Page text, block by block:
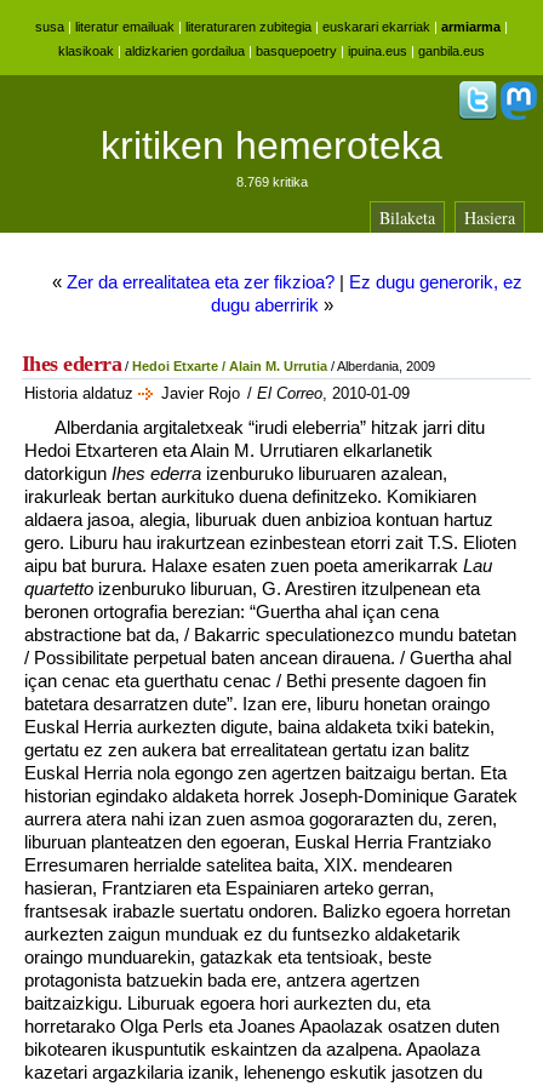
susa | literatur emailuak | literaturaren zubitegia | euskarari ekarriak | armiarma |
klasikoak | aldizkarien gordailua | basquepoetry | ipuina.eus | ganbila.eus
kritiken hemeroteka
8.769 kritika
Bilaketa Hasiera
« Zer da errealitatea eta zer fikzioa?| Ez dugu generorik, ez
dugu aberririk »
Ihes ederra/ Hedoi Etxarte / Alain M. Urrutia/ Alberdania, 2009
Historia aldatuz Javier Rojo / El Correo, 2010-01-09
Alberdania argitaletxeak “irudi eleberria” hitzak jarri ditu
Hedoi Etxarteren eta Alain M. Urrutiaren elkarlanetik
datorkigun Ihes ederra izenburuko liburuaren azalean,
irakurleak bertan aurkituko duena definitzeko. Komikiaren
aldaera jasoa, alegia, liburuak duen anbizioa kontuan hartuz
gero. Liburu hau irakurtzean ezinbestean etorri zait T.S. Elioten
aipu bat burura. Halaxe esaten zuen poeta amerikarrak Lau
quartetto izenburuko liburuan, G. Arestiren itzulpenean eta
beronen ortografia berezian: “Guertha ahal içan cena
abstractione bat da, / Bakarric speculationezco mundu batetan
/ Possibilitate perpetual baten ancean dirauena. / Guertha ahal
içan cenac eta guerthatu cenac / Bethi presente dagoen fin
batetara desarratzen dute”. Izan ere, liburu honetan oraingo
Euskal Herria aurkezten digute, baina aldaketa txiki batekin,
gertatu ez zen aukera bat errealitatean gertatu izan balitz
Euskal Herria nola egongo zen agertzen baitzaigu bertan. Eta
historian egindako aldaketa horrek Joseph-Dominique Garatek
aurrera atera nahi izan zuen asmoa gogorarazten du, zeren,
liburuan planteatzen den egoeran, Euskal Herria Frantziako
Erresumaren herrialde satelitea baita, XIX. mendearen
hasieran, Frantziaren eta Espainiaren arteko gerran,
frantsesak irabazle suertatu ondoren. Balizko egoera horretan
aurkezten zaigun munduak ez du funtsezko aldaketarik
oraingo munduarekin, gatazkak eta tentsioak, beste
protagonista batzuekin bada ere, antzera agertzen
baitzaizkigu. Liburuak egoera hori aurkezten du, eta
horretarako Olga Perls eta Joanes Apaolazak osatzen duten
bikotearen ikuspuntutik eskaintzen da azalpena. Apaolaza
kazetari argazkilaria izanik, lehenengo eskutik jasotzen du